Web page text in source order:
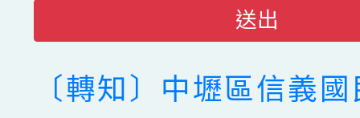
送出
〔轉知〕中壢區信義